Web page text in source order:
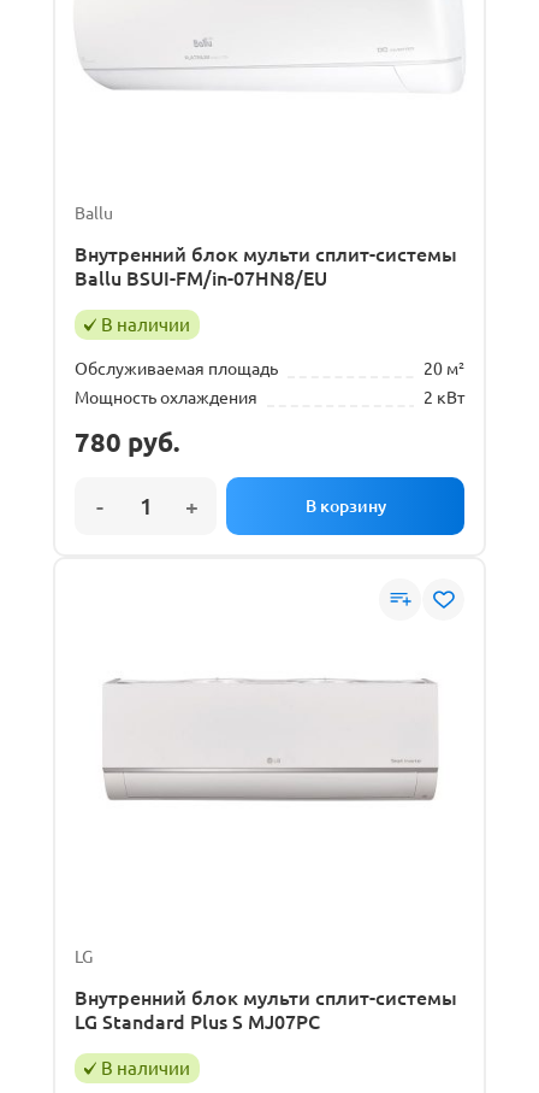
Ballu
Внутренний блок мульти сплит-системы
Ballu BSUI-FM/in-07HN8/EU
В наличии
Обслуживаемая площадь
20 м²
Мощность охлаждения
2 кВт
780 руб.
LG
Внутренний блок мульти сплит-системы
LG Standard Plus S MJ07PC
В наличии